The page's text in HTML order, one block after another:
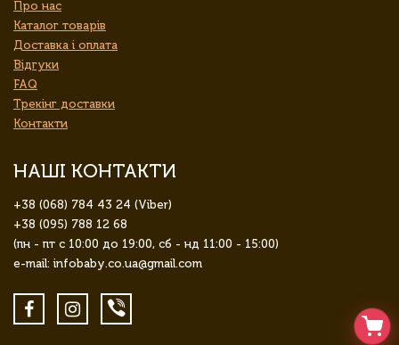
Про нас
Каталог товарів
Доставка і оплата
Відгуки
FAQ
Трекінг доставки
Контакти
НАШІ КОНТАКТИ
+38 (068) 784 43 24 (Viber)
+38 (095) 788 12 68
(пн - пт с 10:00 до 19:00, сб - нд 11:00 - 15:00)
e-mail: infobaby.co.ua@gmail.com